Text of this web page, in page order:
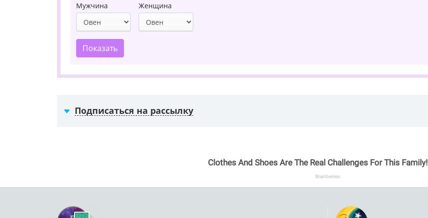
Мужчина Женщина
Показать
Подписаться на рассылку
Clothes And Shoes Are The Real Challenges For This Family!
Brainberries